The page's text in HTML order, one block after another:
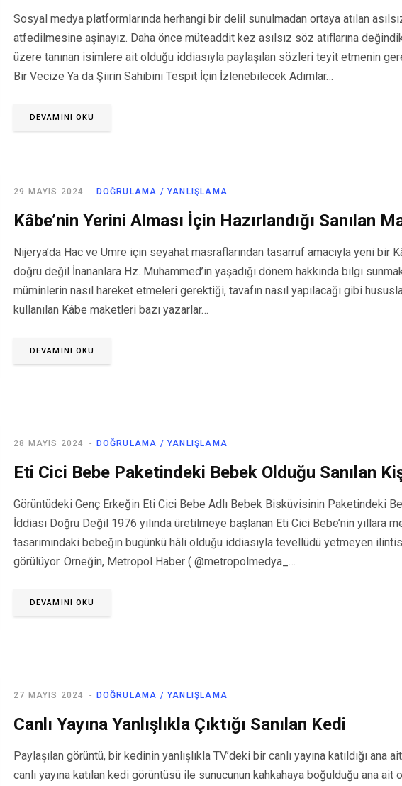
Sosyal medya platformlarında herhangi bir delil sunulmadan ortaya atılan
atfedilmesine aşinayız. Daha önce müteaddit kez asılsız söz atıflarına
üzere tanınan isimlere ait olduğu iddiasıyla paylaşılan sözleri teyit etmenin
Bir Vecize Ya da Şiirin Sahibini Tespit İçin İzlenebilecek Adımlar…
DEVAMINI OKU
DOĞRULAMA / YANLIŞLAMA
29 MAYIS 2024
Kâbe’nin Yerini Alması İçin Hazırlandığı Sanılan
Nijerya’da Hac ve Umre için seyahat masraflarından tasarruf amacıyla yeni bir
doğru değil İnananlara Hz. Muhammed’in yaşadığı dönem hakkında bilgi
müminlerin nasıl hareket etmeleri gerektiği, tavafın nasıl yapılacağı gibi
kullanılan Kâbe maketleri bazı yazarlar…
DEVAMINI OKU
DOĞRULAMA / YANLIŞLAMA
28 MAYIS 2024
Eti Cici Bebe Paketindeki Bebek Olduğu Sanılan
Görüntüdeki Genç Erkeğin Eti Cici Bebe Adlı Bebek Bisküvisinin Paketindeki
İddiası Doğru Değil 1976 yılında üretilmeye başlanan Eti Cici Bebe’nin yıllara
tasarımındaki bebeğin bugünkü hâli olduğu iddiasıyla tevellüdü yetmeyen
görülüyor. Örneğin, Metropol Haber ( @metropolmedya_…
DEVAMINI OKU
DOĞRULAMA / YANLIŞLAMA
27 MAYIS 2024
Canlı Yayına Yanlışlıkla Çıktığı Sanılan Kedi
Paylaşılan görüntü, bir kedinin yanlışlıkla TV’deki bir canlı yayına katıldığı ana
canlı yayına katılan kedi görüntüsü ile sunucunun kahkahaya boğulduğu ana ait